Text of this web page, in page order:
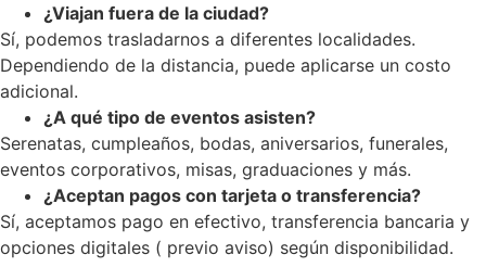
¿Viajan fuera de la ciudad?
Sí, podemos trasladarnos a diferentes localidades.
Dependiendo de la distancia, puede aplicarse un costo
adicional.
¿A qué tipo de eventos asisten?
Serenatas, cumpleaños, bodas, aniversarios, funerales,
eventos corporativos, misas, graduaciones y más.
¿Aceptan pagos con tarjeta o transferencia?
Sí, aceptamos pago en efectivo, transferencia bancaria y
opciones digitales ( previo aviso) según disponibilidad.